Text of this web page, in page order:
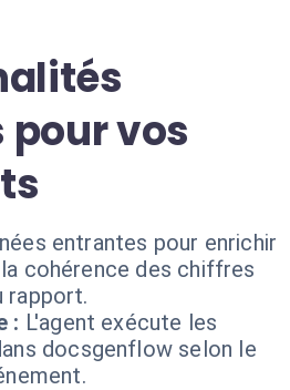
vos
entrantes pour enrichir
cohérence des chiffres
rapport.
: L'agent exécute les
docsgenflow selon le